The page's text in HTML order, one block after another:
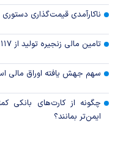
ناکارآمدی قیمت‌گذاری
تامین مالی زنجیره تولید از ۱۱۷ همت عبور کرد
سهم جهش یافته اوراق مالی
چگونه از کارت‌های بانکی
ایمن‌تر بمانند؟